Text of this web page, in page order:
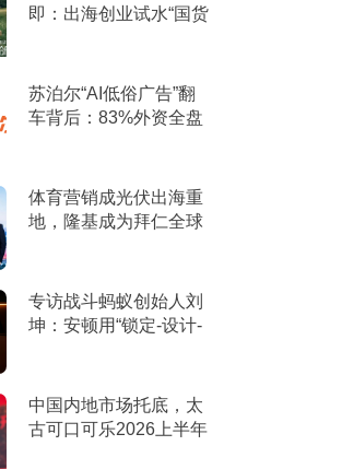
即：出海创业试水“国货
苏泊尔“AI低俗广告”翻
车背后：83%外资全盘
体育营销成光伏出海重
地，隆基成为拜仁全球
专访战斗蚂蚁创始人刘
坤：安顿用“锁定-设计-
中国内地市场托底，太
古可口可乐2026上半年